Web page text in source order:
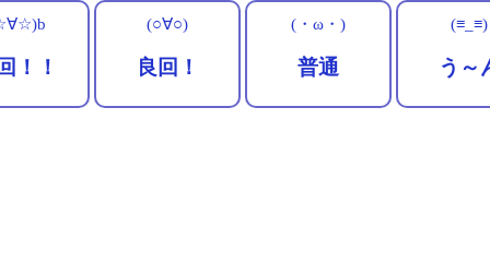
！！
(○∀○)
良回！
(・ω・)
普通
(≡_≡)
う～